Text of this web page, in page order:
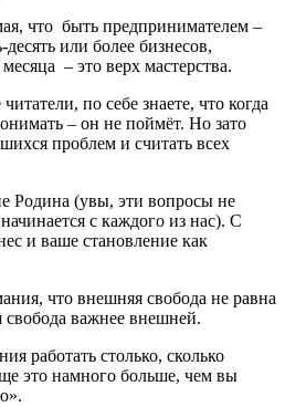
что быть предпринимателем –
десять или более бизнесов,
– это верх мастерства.
по себе знаете, что когда
– он не поймёт. Но зато
проблем и считать всех
Родина (увы, эти вопросы не
с каждого из нас). С
и ваше становление как
что внешняя свобода не равна
важнее внешней.
работать столько, сколько
это намного больше, чем вы